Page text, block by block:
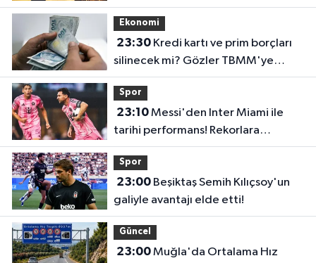
Ekonomi
23:30Kredi kartı ve prim borçları
silinecek mi? Gözler TBMM'ye
çevrildi
Spor
23:10Messi'den Inter Miami ile
tarihi performans! Rekorlara
doymuyor
Spor
23:00Beşiktaş Semih Kılıçsoy'un
galiyle avantajı elde etti!
Güncel
23:00Muğla'da Ortalama Hız